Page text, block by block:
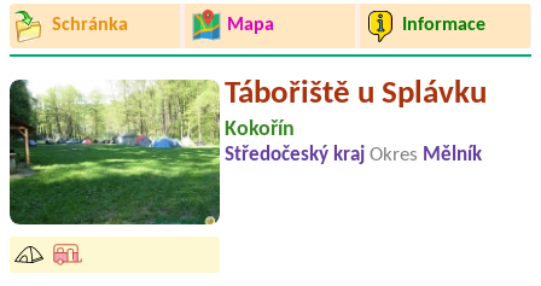
Schránka Mapa Informace
Tábořiště u Splávku
Kokořín
Středočeský kraj Okres Mělník